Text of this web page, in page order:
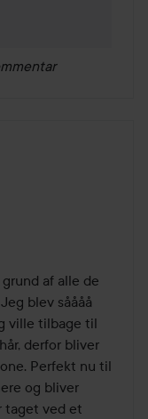
af alle de
blev såååå
ville tilbage til
derfor bliver
Perfekt nu til
og bliver
taget ved et